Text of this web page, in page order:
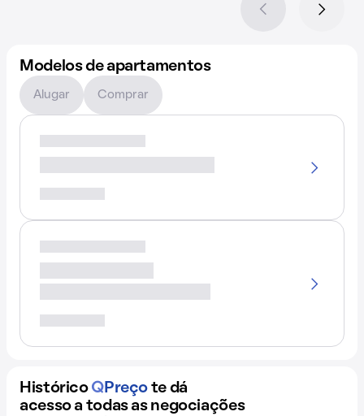
Modelos de apartamentos
Alugar Comprar
Histórico QPreço te dá
acesso a todas as negociações